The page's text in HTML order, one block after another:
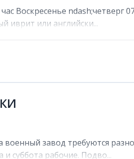
ndash;четверг
иврит или английски...
завод требуются
и суббота рабочие. Подво...